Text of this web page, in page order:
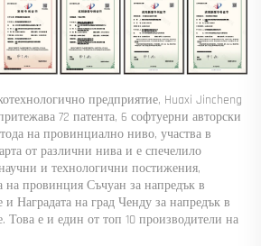
предприятие, Huaxi Jincheng
72 патента, 6 софтуерни авторски
на провинциално ниво, участва в
от различни нива и е спечелило
и технологични постижения,
на провинция Съчуан за напредък в
и Наградата на град Ченду за напредък в
Това е и един от топ 10 производители на